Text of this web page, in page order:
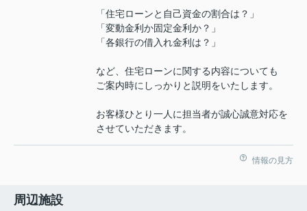
「住宅ローンと自己資金の割合は？」
「変動金利か固定金利か？」
「各銀行の借入れ金利は？」
など、住宅ローンに関する内容についても
ご案内時にしっかりと説明をいたします。
お客様ひとり一人に担当者が誠心誠意対応を
させていただきます。
情報の見方
周辺施設